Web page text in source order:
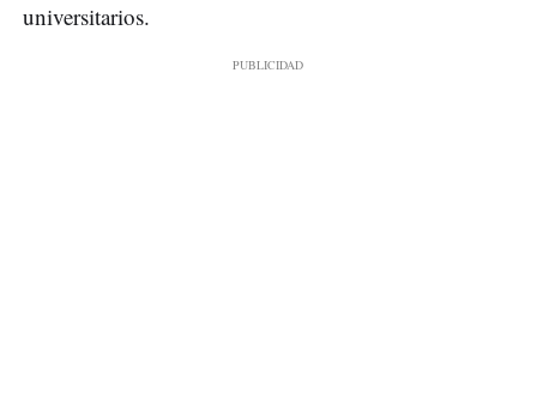
universitarios.